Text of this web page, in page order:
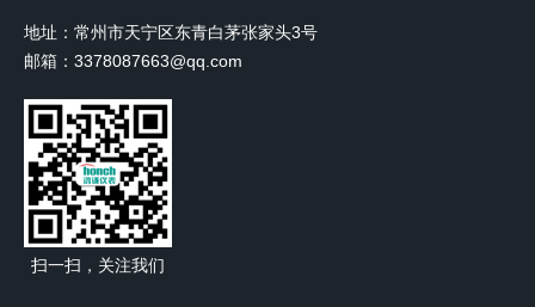
地址：常州市天宁区东青白茅张家头3号
邮箱：3378087663@qq.com
扫一扫，关注我们